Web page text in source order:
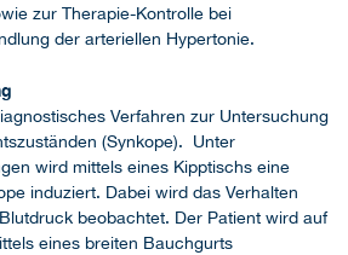
zur Therapie-Kontrolle bei
der arteriellen Hypertonie.
Verfahren zur Untersuchung
(Synkope). Unter
wird mittels eines Kipptischs eine
induziert. Dabei wird das Verhalten
beobachtet. Der Patient wird auf
eines breiten Bauchgurts